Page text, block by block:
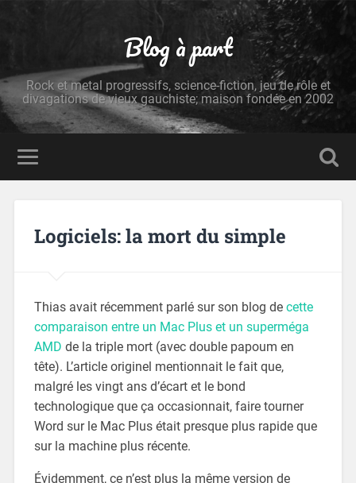
Blog à part
Rock et metal progressifs, science-fiction, jeu de rôle et
divagations de vieux gauchiste; maison fondée en 2002
Logiciels: la mort du simple
Thias avait récemment parlé sur son blog de cette
comparaison entre un Mac Plus et un superméga
AMD de la triple mort (avec double papoum en
tête). L’article originel mentionnait le fait que,
malgré les vingt ans d’écart et le bond
technologique que ça occasionnait, faire tourner
Word sur le Mac Plus était presque plus rapide que
sur la machine plus récente.
Évidemment, ce n’est plus la même version de